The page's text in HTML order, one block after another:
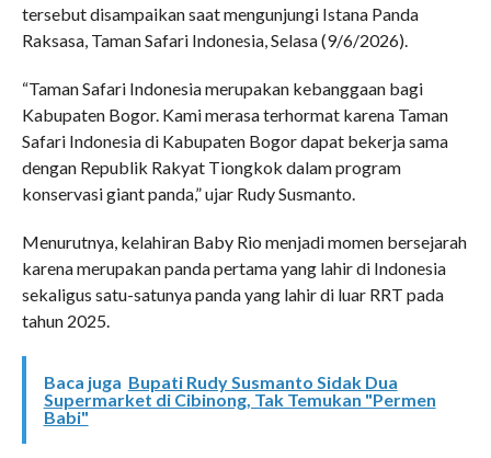
tersebut disampaikan saat mengunjungi Istana Panda
Raksasa, Taman Safari Indonesia, Selasa (9/6/2026).
“Taman Safari Indonesia merupakan kebanggaan bagi
Kabupaten Bogor. Kami merasa terhormat karena Taman
Safari Indonesia di Kabupaten Bogor dapat bekerja sama
dengan Republik Rakyat Tiongkok dalam program
konservasi giant panda,” ujar Rudy Susmanto.
Menurutnya, kelahiran Baby Rio menjadi momen bersejarah
karena merupakan panda pertama yang lahir di Indonesia
sekaligus satu-satunya panda yang lahir di luar RRT pada
tahun 2025.
Baca juga Bupati Rudy Susmanto Sidak Dua
Supermarket di Cibinong, Tak Temukan "Permen
Babi"